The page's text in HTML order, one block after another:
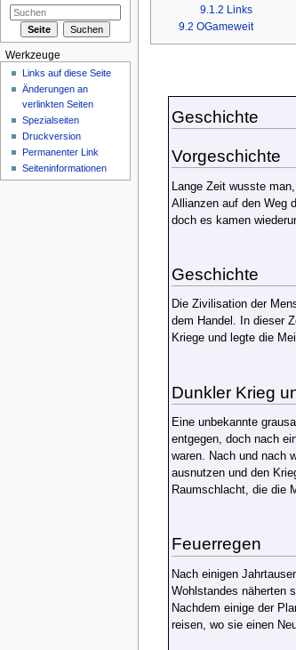
9.1.2 Links
9.2 OGameweit
Geschichte
Vorgeschichte
Lange Zeit wusste
Allianzen auf den Weg
doch es kamen
Geschichte
Die Zivilisation der
dem Handel. In dieser
Kriege und legte die
Dunkler Krieg
Eine unbekannte
entgegen, doch nach
waren. Nach und nach
ausnutzen und den
Raumschlacht, die die
Feuerregen
Nach einigen
Wohlstandes näherten
Nachdem einige der
reisen, wo sie einen
Werkzeuge
Links auf diese Seite
Änderungen an
verlinkten Seiten
Spezialseiten
Druckversion
Permanenter Link
Seiteninformationen